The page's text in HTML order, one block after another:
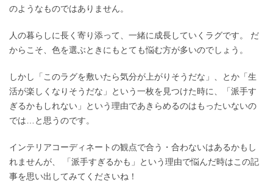
のようなものではありません。
人の暮らしに長く寄り添って、一緒に成長していくラグです。 だ
からこそ、色を選ぶときにもとても悩む方が多いのでしょう。
しかし「このラグを敷いたら気分が上がりそうだな」、とか「生
活が楽しくなりそうだな」という一枚を見つけた時に、「派手す
ぎるかもしれない」という理由であきらめるのはもったいないの
では…と思うのです。
インテリアコーディネートの観点で合う・合わないはあるかもし
れませんが、 「派手すぎるかも」という理由で悩んだ時はこの記
事を思い出してみてくださいね！